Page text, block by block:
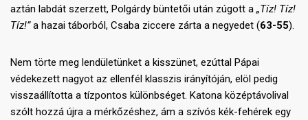
aztán labdát szerzett, Polgárdy büntetői után zúgott a „Tíz! Tíz!
Tíz!”a hazai táborból, Csaba ziccere zárta a negyedet (63-55).
Nem törte meg lendületünket a kisszünet, ezúttal Pápai
védekezett nagyot az ellenfél klasszis irányítóján, elöl pedig
visszaállította a tízpontos különbséget. Katona középtávolival
szólt hozzá újra a mérkőzéshez, ám a szívós kék-fehérek egy